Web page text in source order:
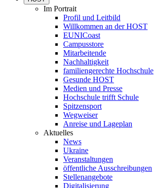
Im Portrait
Profil und Leitbild
Willkommen an der HOST
EUNICoast
Campusstore
Mitarbeitende
Nachhaltigkeit
familiengerechte Hochschule
Gesunde HOST
Medien und Presse
Hochschule trifft Schule
Spitzensport
Wegweiser
Anreise und Lageplan
Aktuelles
News
Ukraine
Veranstaltungen
öffentliche Ausschreibungen
Stellenangebote
Digitalisierung